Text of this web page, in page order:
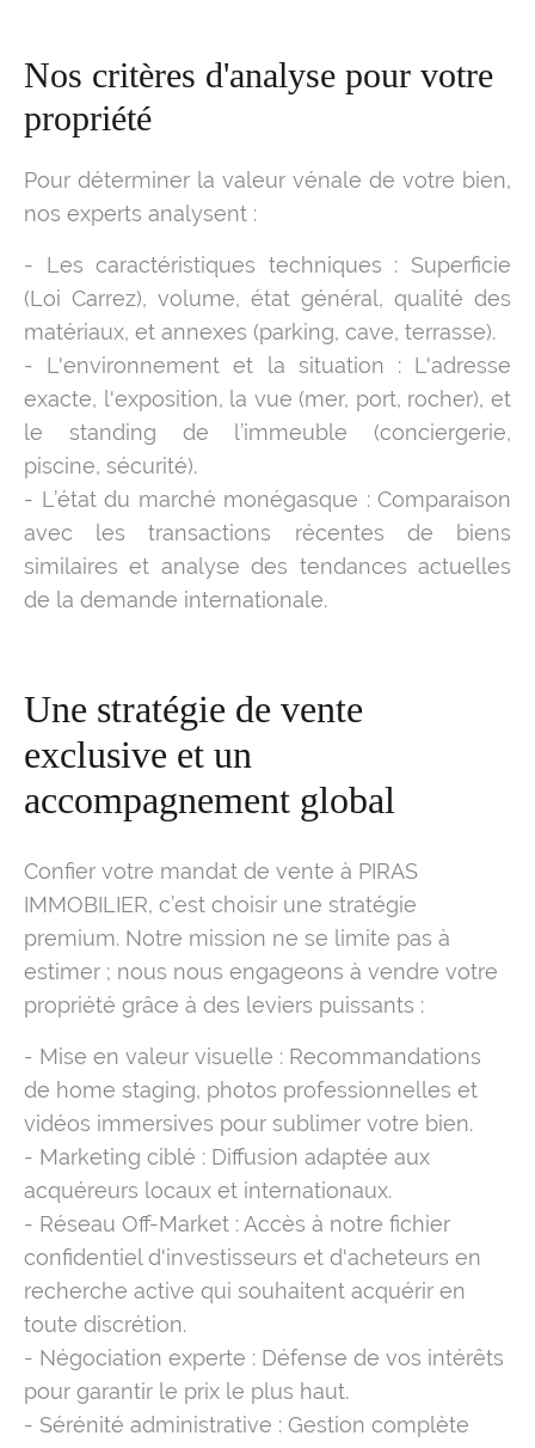
Nos critères d'analyse pour votre
propriété
Pour déterminer la valeur vénale de votre bien,
nos experts analysent :
- Les caractéristiques techniques : Superficie
(Loi Carrez), volume, état général, qualité des
matériaux, et annexes (parking, cave, terrasse).
- L'environnement et la situation : L'adresse
exacte, l'exposition, la vue (mer, port, rocher), et
le standing de l’immeuble (conciergerie,
piscine, sécurité).
- L’état du marché monégasque : Comparaison
avec les transactions récentes de biens
similaires et analyse des tendances actuelles
de la demande internationale.
Une stratégie de vente
exclusive et un
accompagnement global
Confier votre mandat de vente à PIRAS
IMMOBILIER, c’est choisir une stratégie
premium. Notre mission ne se limite pas à
estimer ; nous nous engageons à vendre votre
propriété grâce à des leviers puissants :
- Mise en valeur visuelle : Recommandations
de home staging, photos professionnelles et
vidéos immersives pour sublimer votre bien.
- Marketing ciblé : Diffusion adaptée aux
acquéreurs locaux et internationaux.
- Réseau Off-Market : Accès à notre fichier
confidentiel d'investisseurs et d'acheteurs en
recherche active qui souhaitent acquérir en
toute discrétion.
- Négociation experte : Défense de vos intérêts
pour garantir le prix le plus haut.
- Sérénité administrative : Gestion complète